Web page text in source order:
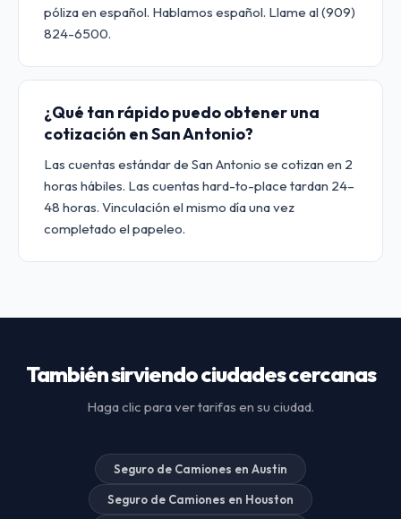
póliza en español. Hablamos español. Llame al (909)
824-6500.
¿Qué tan rápido puedo obtener una
cotización en San Antonio?
Las cuentas estándar de San Antonio se cotizan en 2
horas hábiles. Las cuentas hard-to-place tardan 24–
48 horas. Vinculación el mismo día una vez
completado el papeleo.
También sirviendo ciudades cercanas
Haga clic para ver tarifas en su ciudad.
Seguro de Camiones en Austin
Seguro de Camiones en Houston